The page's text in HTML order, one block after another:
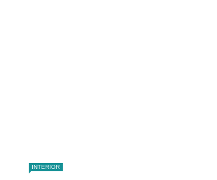
INTERIOR